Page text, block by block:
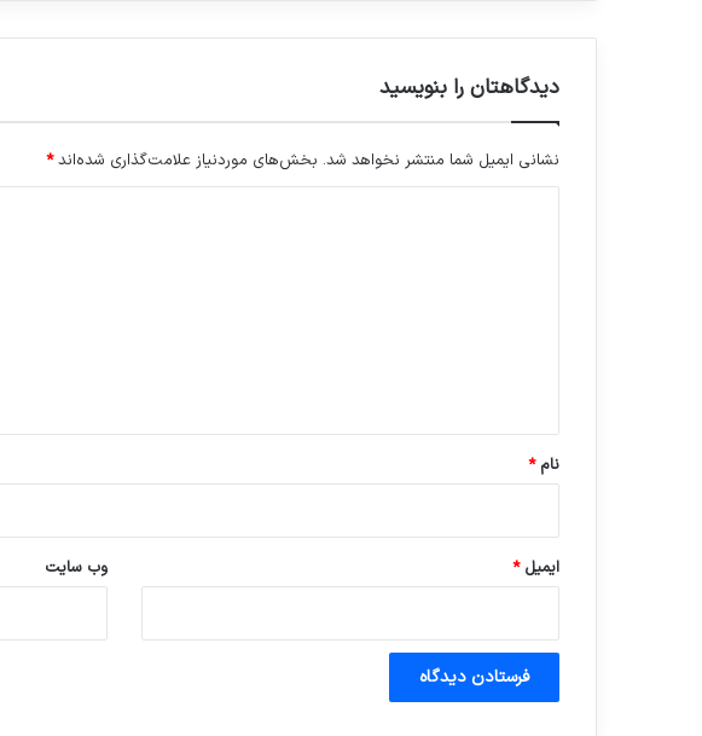
دیدگاهتان را بنویسید
نشانی ایمیل شما منتشر نخواهد شد. بخش‌های موردنیاز علامت‌گذاری شده‌اند*
نام*
ایمیل* وب‌ سایت